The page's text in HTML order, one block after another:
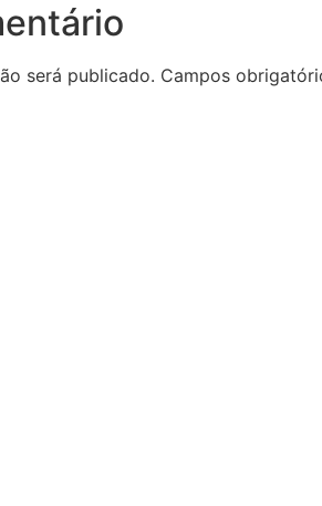
será publicado. Campos